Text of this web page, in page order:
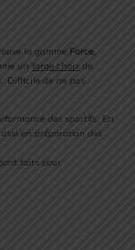
la gamme Force,
un large choix de
Difficile de ne pas
des sportifs . En
en préparation des
faits pour